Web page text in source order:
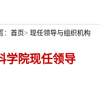
： 首页> 现任领导与组织机构
学院现任领导